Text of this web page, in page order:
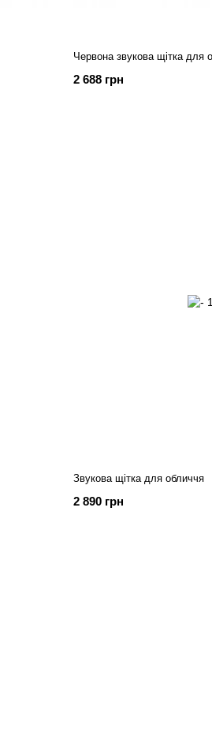
Червона звукова щітка для
2 688 грн
Звукова щітка для обличчя
2 890 грн